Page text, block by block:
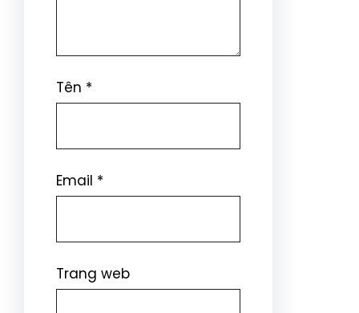
Tên *
Email *
Trang web